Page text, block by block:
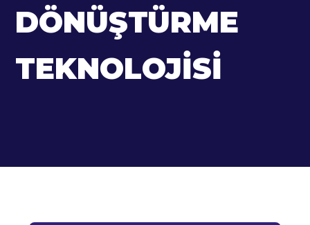
DÖNÜŞTÜRME
TEKNOLOJISI